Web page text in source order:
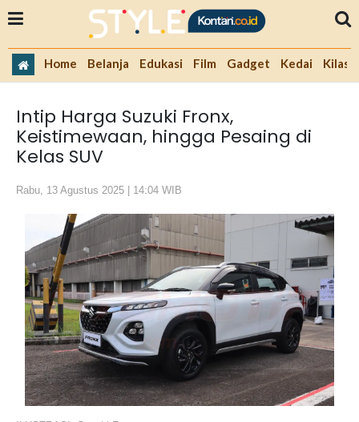
Home Belanja Edukasi Film Gadget Kedai Kilas
Intip Harga Suzuki Fronx,
Keistimewaan, hingga Pesaing di
Kelas SUV
Rabu, 13 Agustus 2025 | 14:04 WIB